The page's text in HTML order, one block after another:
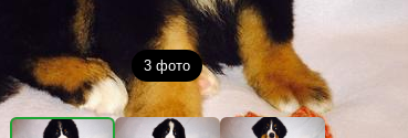
3 фото